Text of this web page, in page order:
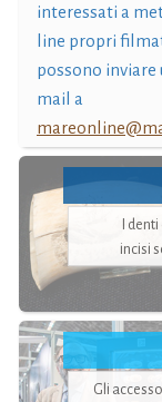
interessati a
line propri
possono inviare
mail a
I
incisi
Gli